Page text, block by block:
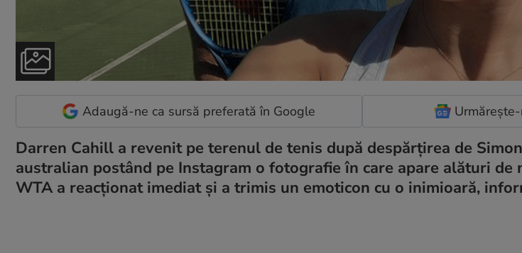
Adaugă-ne ca sursă preferată în Google
Darren Cahill a revenit pe terenul de tenis după despărțirea de
australian postând pe Instagram o fotografie în care apare alături de
WTA a reacționat imediat și a trimis un emoticon cu o inimioară,